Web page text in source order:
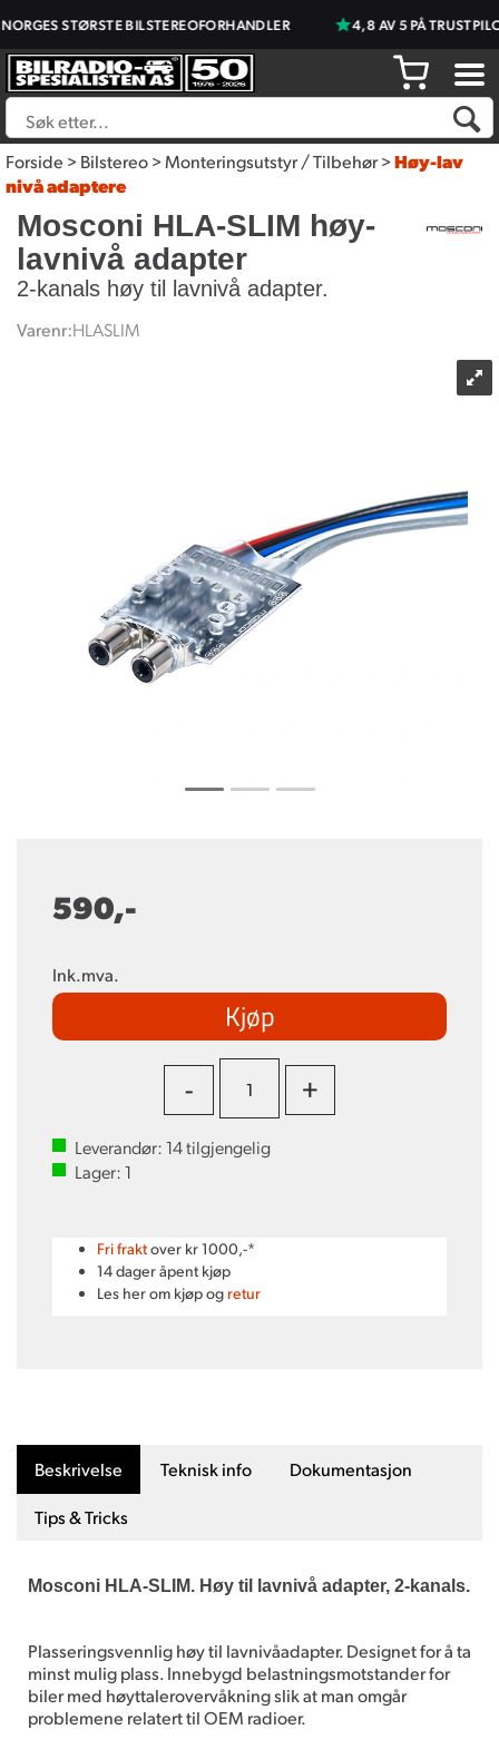
STØRSTE BILSTEREOFORHANDLER 4,8 AV 5 PÅ
Forside>Bilstereo>Monteringsutstyr / Tilbehør>Høy-lav
nivå adaptere
Mosconi HLA-SLIM høy-
lavnivå adapter
2-kanals høy til lavnivå adapter.
Varenr:HLASLIM
590,-
Ink.mva.
Kjøp
- +
Leverandør:14tilgjengelig
Lager:1
Fri fraktover kr 1000,-*
14 dager åpent kjøp
Les her om kjøp og retur
Beskrivelse Teknisk info Dokumentasjon
Tips & Tricks
Mosconi HLA-SLIM. Høy til lavnivå adapter, 2-kanals.
Plasseringsvennlig høy til lavnivåadapter. Designet for å ta
minst mulig plass. Innebygd belastningsmotstander for
biler med høyttalerovervåkning slik at man omgår
problemene relatert til OEM radioer.